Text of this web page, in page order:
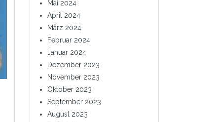
Mai 2024
April 2024
März 2024
Februar 2024
Januar 2024
Dezember 2023
November 2023
Oktober 2023
September 2023
August 2023